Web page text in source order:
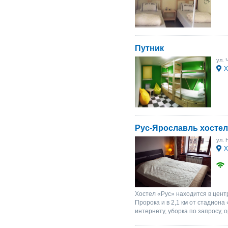
Путник
ул.
Рус-Ярославль хостел
ул.
Хостел «Рус» находится в
Пророка и в 2,1 км от
интернету, уборка по запросу,